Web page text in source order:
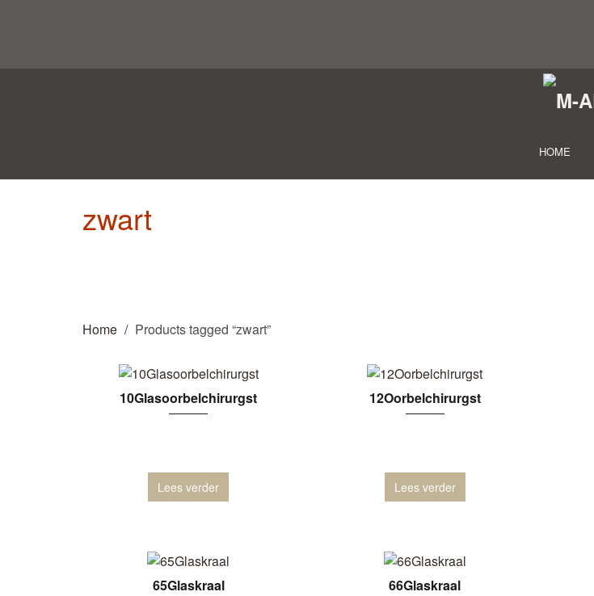
HOME
zwart
Home Products tagged “zwart”
10Glasoorbelchirurgst
Lees verder
12Oorbelchirurgst
Lees verder
65Glaskraal 66Glaskraal